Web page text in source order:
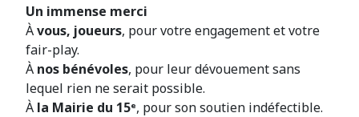
Un immense merci
Àvous, joueurs, pour votre engagement et votre
fair-play.
À nos bénévoles, pour leur dévouement sans
lequel rien ne serait possible.
À la Mairie du 15ᵉ, pour son soutien indéfectible.